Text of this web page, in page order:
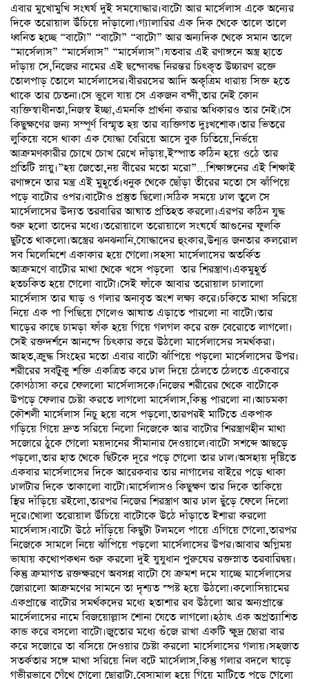
এবার মুখোমুখি সংঘর্ষ দুই সমযোদ্ধার।বাটো আর মার্সেলাস একে অন্যের
দিকে তরোয়াল উঁচিয়ে দাঁড়ালো।গ্যালারির এক দিক থেকে তালে তালে
ধ্বনিত হচ্ছে “বাটো” “বাটো” “বাটো” আর অন্যদিক থেকে সমান তালে
“মার্সেলাস” “মার্সেলাস” “মার্সেলাস”।যতবার এই রণাঙ্গনে অস্ত্র হাতে
দাঁড়ায় সে,নিজের নামের এই ছন্দোবদ্ধ নিরন্তর চিৎকৃত উচ্চারণ রক্তে
তোলপাড় তোলে মার্সেলাসের।বীররসের আদি অকৃত্রিম ধারায় সিক্ত হতে
থাকে তার চেতনা।সে ভুলে যায় সে একজন বন্দী,তার নেই কোন
ব্যক্তিস্বাধীনতা,নিজস্ব ইচ্ছা,এমনকি প্রার্থনা করার অধিকারও তার নেই।সে
কিছুক্ষণের জন্য সম্পূর্ণ বিস্মৃত হয় তার ব্যক্তিগত দুঃখশোক।তার ভিতরে
লুকিয়ে বসে থাকা এক যোদ্ধা বেরিয়ে আসে বুক চিতিয়ে,নির্ভয়ে
আক্রমণকারীর চোখে চোখ রেখে দাঁড়ায়,ইস্পাত কঠিন হয়ে ওঠে তার
প্রতিটি স্নায়ু।”হয় জেতো,নয় বীরের মতো মরো”…শিক্ষাঙ্গনের এই শিক্ষাই
রণাঙ্গনে তার মন্ত্র এই মুহূর্তে।ধনুক থেকে ছোঁড়া তীরের মতো সে ঝাঁপিয়ে
পড়ে বাটোর ওপর।বাটোও প্রস্তুত ছিলো।সঠিক সময়ে ঢাল তুলে সে
মার্সেলাসের উদ্যত তরবারির আঘাত প্রতিহত করলো।এরপর কঠিন যুদ্ধ
শুরু হলো তাদের মধ্যে।তরোয়ালে তরোয়ালে সংঘর্ষে আগুনের ফুলকি
ছুটতে থাকলো।অস্ত্রের ঝনঝনানি,যোদ্ধাদের হুংকার,উন্মত্ত জনতার কলরোল
সব মিলেমিশে একাকার হয়ে গেলো।সহসা মার্সেলাসের অতর্কিত
আক্রমণে বাটোর মাথা থেকে খসে পড়লো তার শিরস্ত্রাণ।একমুহূর্ত
হতচকিত হয়ে গেলো বাটো।সেই ফাঁকে আবার তরোয়াল চালালো
মার্সেলাস তার ঘাড় ও গলার অনাবৃত অংশ লক্ষ্য করে।চকিতে মাথা সরিয়ে
নিয়ে এক পা পিছিয়ে গেলেও আঘাত এড়াতে পারলো না বাটো।তার
ঘাড়ের কাছে চামড়া ফাঁক হয়ে গিয়ে গলগল করে রক্ত বেরোতে লাগলো।
সেই রক্তদর্শনে আনন্দে চিৎকার করে উঠলো মার্সেলাসের সমর্থকরা।
আহত,ক্রুদ্ধ সিংহের মতো এবার বাটো ঝাঁপিয়ে পড়লো মার্সেলাসের উপর।
শরীরের সবটুকু শক্তি একত্রিত করে ঢাল দিয়ে ঠেলতে ঠেলতে একেবারে
কোণঠাসা করে ফেললো মার্সেলাসকে।নিজের শরীরের থেকে বাটোকে
উপড়ে ফেলার চেষ্টা করতে লাগলো মার্সেলাস,কিন্তু পারলো না।আচমকা
কৌশলী মার্সেলাস নিচু হয়ে বসে পড়লো,তারপরই মাটিতে একপাক
গড়িয়ে গিয়ে দ্রুত সরিয়ে নিলো নিজেকে আর বাটোর শিরস্ত্রাণহীন মাথা
সজোরে ঠুকে গেলো ময়দানের সীমানার দেওয়ালে।বাটো সশব্দে আছড়ে
পড়লো,তার হাত থেকে ছিটকে দূরে পড়ে গেলো তার ঢাল।অসহায় দৃষ্টিতে
একবার মার্সেলাসের দিকে আরেকবার তার নাগালের বাইরে পড়ে থাকা
ঢালটার দিকে তাকালো বাটো।মার্সেলাসও কিছুক্ষণ তার দিকে তাকিয়ে
স্থির দাঁড়িয়ে রইলো,তারপর নিজের শিরস্ত্রাণ আর ঢাল ছুঁড়ে ফেলে দিলো
দূরে।খোলা তরোয়াল উঁচিয়ে বাটোকে উঠে দাঁড়াতে ইশারা করলো
মার্সেলাস।বাটো উঠে দাঁড়িয়ে কিছুটা টলমলে পায়ে এগিয়ে গেলো,তারপর
নিজেকে সামলে নিয়ে ঝাঁপিয়ে পড়লো মার্সেলাসের উপর।আবার অগ্নিময়
ভাষায় কথোপকথন শুরু করলো দুই যুযুধান পুরুষের রক্তস্নাত তরবারিদ্বয়।
কিন্তু ক্রমাগত রক্তক্ষরণে অবসন্ন বাটো যে ক্রমশ দমে যাচ্ছে মার্সেলাসের
জোরালো আক্রমণের সামনে তা দৃশ্যত স্পষ্ট হয়ে উঠলো।কলোসিয়ামের
একপ্রান্তে বাটোর সমর্থকদের মধ্যে হতাশার রব উঠলো আর অন্যপ্রান্তে
মার্সেলাসের নামে বিজয়োল্লাস শোনা যেতে লাগলো।হঠাৎ এক অপ্রত্যাশিত
কান্ড করে বসলো বাটো।জুতোর মধ্যে গুঁজে রাখা একটি ক্ষুদ্র ছোরা বার
করে সজোরে তা বসিয়ে দেওয়ার চেষ্টা করলো মার্সেলাসের গলায়।সহজাত
সতর্কতার সঙ্গে মাথা সরিয়ে নিল বটে মার্সেলাস,কিন্তু গলার বদলে ঘাড়ে
গভীরভাবে গেঁথে গেলো ছোৱাটা,বেসামাল হয়ে গিয়ে মাটিতে পড়ে গেলো